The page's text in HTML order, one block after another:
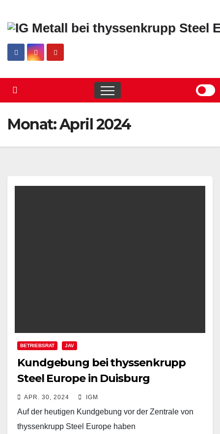
Monat:April 2024
BETRIEBSRAT JAV
Kundgebung bei thyssenkrupp
Steel Europe in Duisburg
APR. 30, 2024 IGM
Auf der heutigen Kundgebung vor der Zentrale von
thyssenkrupp Steel Europe haben